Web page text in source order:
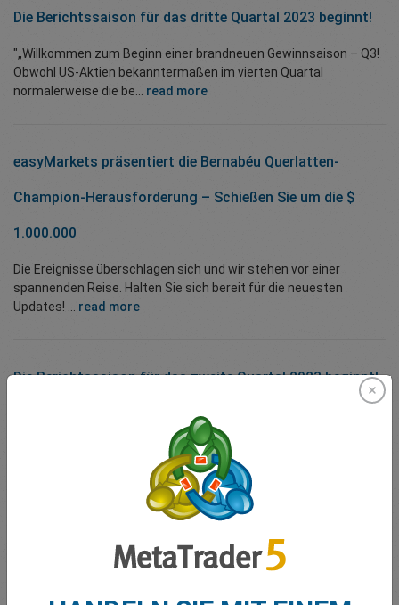
Die Berichtssaison für das dritte Quartal 2023 beginnt!
"„Willkommen zum Beginn einer brandneuen Gewinnsaison – Q3!
Obwohl US-Aktien bekanntermaßen im vierten Quartal
normalerweise die be... read more
easyMarkets präsentiert die Bernabéu Querlatten-
Champion-Herausforderung – Schießen Sie um die $
1.000.000
Die Ereignisse überschlagen sich und wir stehen vor einer
spannenden Reise. Halten Sie sich bereit für die neuesten
Updates! ... read more
Die Berichtssaison für das zweite Quartal 2023 beginnt!
Die Berichtssaison für das zweite Quartal 2023 beginnt! „Die
vierteljährliche Gewinnsaison steht vor der Tür, und obwohl die
read more
Q1 2023 Gewinnsaison beginnt!
Q1-Berichtssaison ist in vollem Gange! Jeder liebt einen guten